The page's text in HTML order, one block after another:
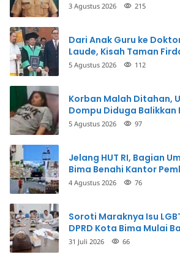
3 Agustus 2026 215
Dari Anak Guru ke
Laude, Kisah Taman
5 Agustus 2026 112
Korban Malah Ditahan,
Dompu Diduga Balikkan
Penganiayaan
5 Agustus 2026 97
Jelang HUT RI, Bagian
Bima Benahi Kantor
4 Agustus 2026 76
Soroti Maraknya Isu
DPRD Kota Bima Mulai
Perda Pencegahan
31 Juli 2026 66